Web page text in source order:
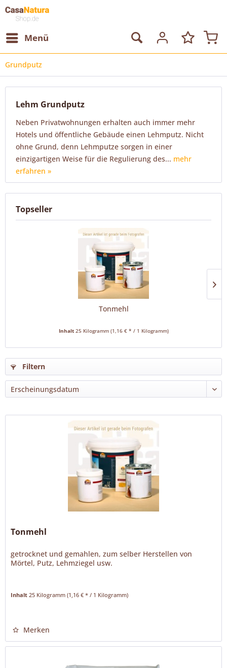
Menü
Grundputz
Lehm Grundputz
Neben Privatwohnungen erhalten auch immer mehr
Hotels und öffentliche Gebäude einen Lehmputz. Nicht
ohne Grund, denn Lehmputze sorgen in einer
einzigartigen Weise für die Regulierung des... mehr
erfahren »
Topseller
Tonmehl
Inhalt 25 Kilogramm (1,16 € * / 1 Kilogramm)
Filtern
Tonmehl
getrocknet und gemahlen, zum selber Herstellen von
Mörtel, Putz, Lehmziegel usw.
Inhalt25 Kilogramm(1,16 € * / 1 Kilogramm)
Merken